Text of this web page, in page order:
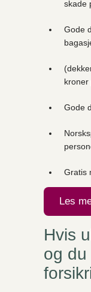
skade
Gode
kroner
Gode
Gratis
Les
Hvis
og du